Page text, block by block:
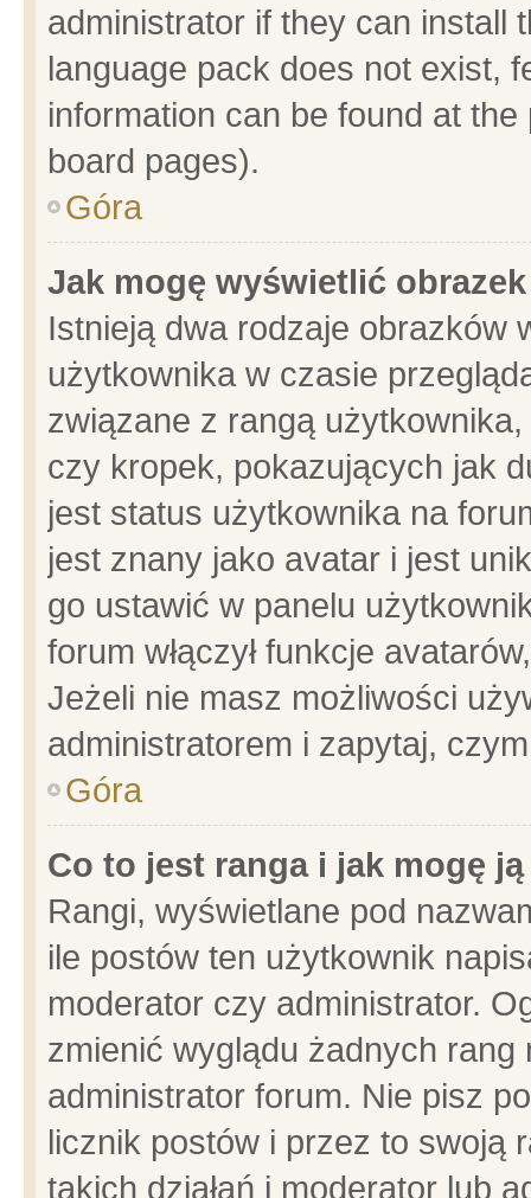
administrator if they can install
language pack does not exist,
information can be found at
board pages).
Góra
Jak mogę wyświetlić
Istnieją dwa rodzaje obrazków
użytkownika w czasie
związane z rangą
czy kropek, pokazujących jak
jest status użytkownika na
jest znany jako avatar i jest
go ustawić w panelu
forum włączył funkcje
Jeżeli nie masz możliwości
administratorem i zapytaj,
Góra
Co to jest ranga i jak mogę
Rangi, wyświetlane pod
ile postów ten użytkownik
moderator czy administrator.
zmienić wyglądu żadnych
administrator forum. Nie pisz
licznik postów i przez to swoją
takich działań i moderator lub